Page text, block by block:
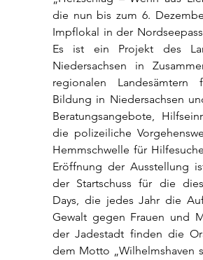
die nun bis zum 6.
Impflokal in der
Es ist ein Projekt des
Niedersachsen in
regionalen
Bildung in Niedersachsen
Beratungs­angebote,
die polizei­liche
Hemmschwelle für
Eröffnung der Ausstellung
der Startschuss für die
Days, die jedes Jahr die
Gewalt gegen Frauen und
der Jadestadt finden die
dem Motto „Wilhelmshaven